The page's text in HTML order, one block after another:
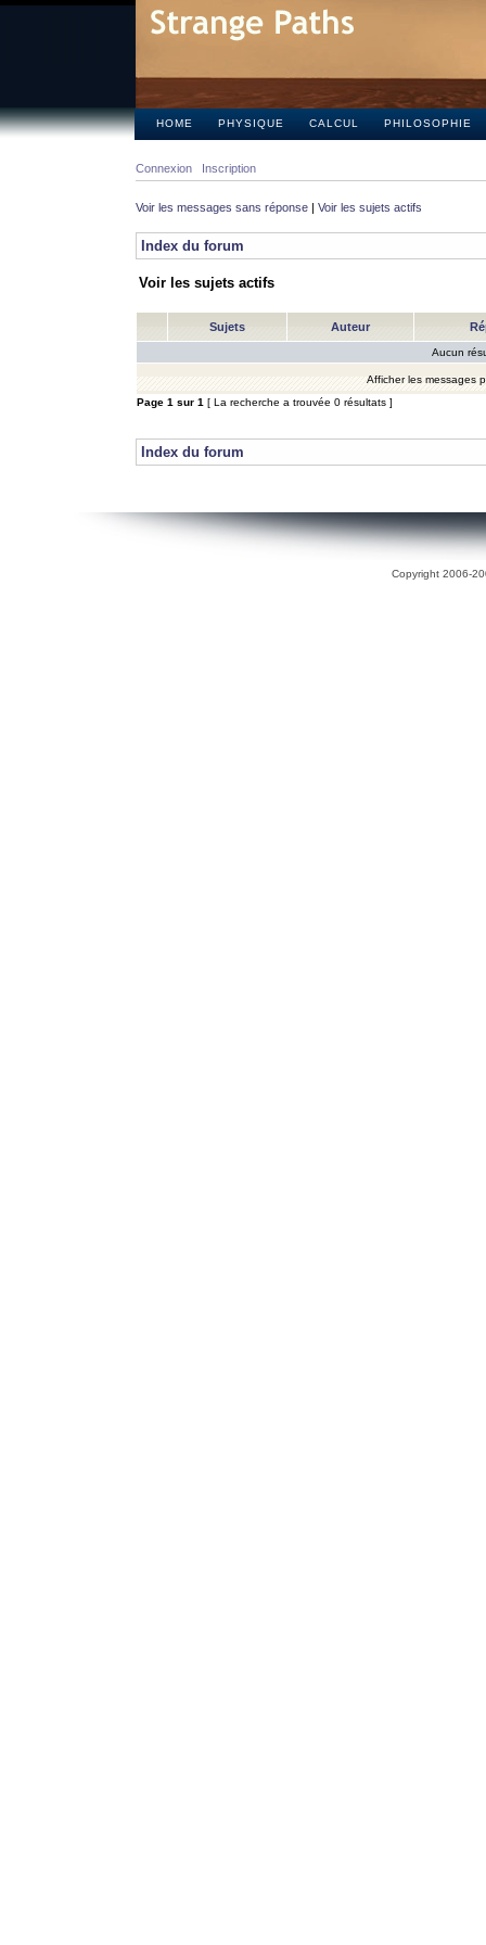
HOME PHYSIQUE CALCUL PHILOSOPHIE
Connexion Inscription
Voir les messages sans réponse | Voir les sujets actifs
Index du forum
Voir les sujets actifs
Sujets Auteur
Aucun
Afficher les messages
Page 1 sur 1 [ La recherche a trouvée 0 résultats ]
Index du forum
Copyright 2006-